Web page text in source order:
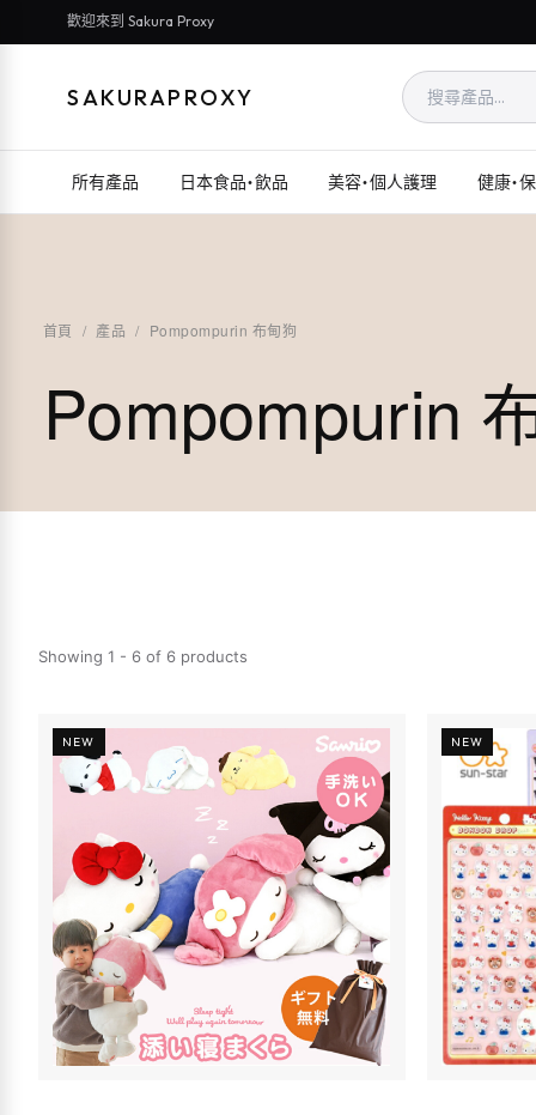
歡迎來到 Sakura Proxy
SAKURAPROXY
所有產品 日本食品・飲品 美容・個人護理 健康・
首頁 / 產品 / Pompompurin 布甸狗
Pompompurin
Showing 1 - 6 of 6 products
NEW NEW